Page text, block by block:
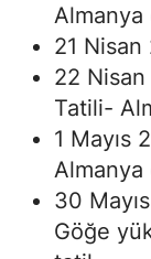
Almanya
21 Nisan
22
Tatili-
1 Mayıs
Almanya
30
Göğe